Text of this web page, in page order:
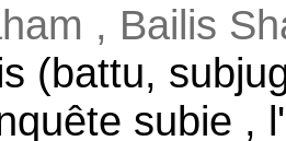
, Bailis
(battu,
subie ,